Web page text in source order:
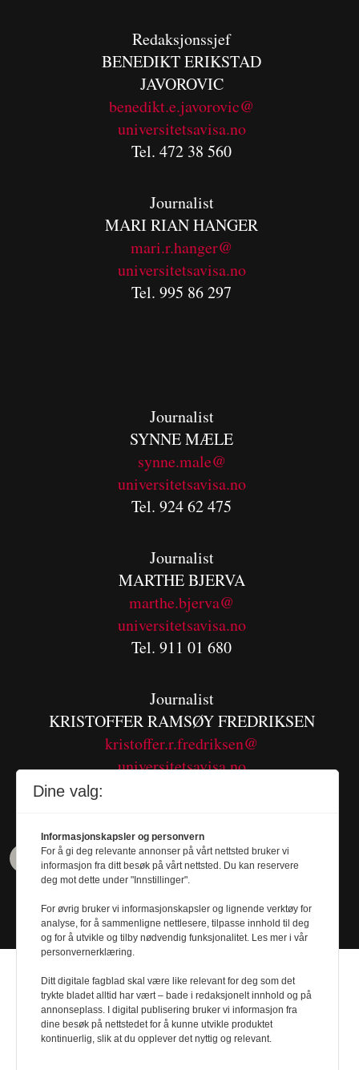
Redaksjonssjef
BENEDIKTERIKSTAD
JAVOROVIC
benedikt.e.javorovic@
universitetsavisa.no
Tel. 472 38 560
Journalist
MARI RIAN HANGER
mari.r.hanger@
universitetsavisa.no
Tel. 995 86 297
Journalist
SYNNE MÆLE
synne.male@
universitetsavisa.no
Tel. 924 62 475
Journalist
MARTHE BJERVA
marthe.bjerva@
universitetsavisa.no
Tel. 911 01 680
Journalist
KRISTOFFER RAMSØY FREDRIKSEN
kristoffer.r.fredriksen@
universitetsavisa.no
Design byNordström Design- Powered by
Dine valg:
Informasjonskapsler og personvern
For å gi deg relevante annonser på vårt nettsted bruker vi
informasjon fra ditt besøk på vårt nettsted. Du kan reservere
deg mot dette under "Innstillinger".
For øvrig bruker vi informasjonskapsler og lignende verktøy for
analyse, for å sammenligne nettlesere, tilpasse innhold til deg
og for å utvikle og tilby nødvendig funksjonalitet. Les mer i vår
personvernerklæring.
Ditt digitale fagblad skal være like relevant for deg som det
trykte bladet alltid har vært – bade i redaksjonelt innhold og på
annonseplass. I digital publisering bruker vi informasjon fra
dine besøk på nettstedet for å kunne utvikle produktet
kontinuerlig, slik at du opplever det nyttig og relevant.